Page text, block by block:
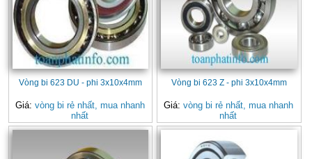
Vòng bi 623 DU - phi 3x10x4mm
Giá: vòng bi rẻ nhất, mua nhanh
nhất
Vòng bi 623 Z - phi 3x10x4mm
Giá: vòng bi rẻ nhất, mua nhanh
nhất